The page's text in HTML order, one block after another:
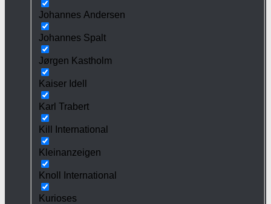
Johannes Andersen
Johannes Spalt
Jørgen Kastholm
Kaiser Idell
Karl Trabert
Kill International
Kleinanzeigen
Knoll International
Kurioses